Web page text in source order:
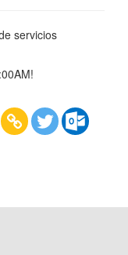
servicios